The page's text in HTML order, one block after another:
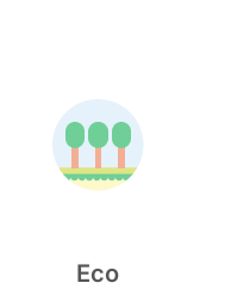
Eco